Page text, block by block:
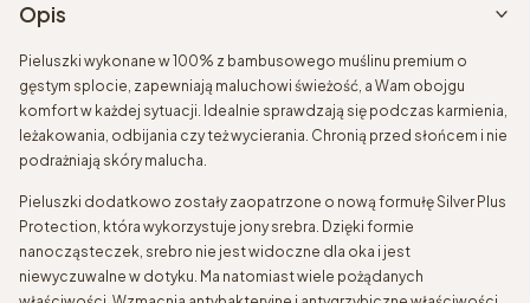
Opis
Pieluszki wykonane w 100% z bambusowego muślinu premium o
gęstym splocie, zapewniają maluchowi świeżość, a Wam obojgu
komfort w każdej sytuacji. Idealnie sprawdzają się podczas karmienia,
leżakowania, odbijania czy też wycierania. Chronią przed słońcem i nie
podrażniają skóry malucha.
Pieluszki dodatkowo zostały zaopatrzone o nową formułę Silver Plus
Protection, która wykorzystuje jony srebra. Dzięki formie
nanocząsteczek, srebro nie jest widoczne dla oka i jest
niewyczuwalne w dotyku. Ma natomiast wiele pożądanych